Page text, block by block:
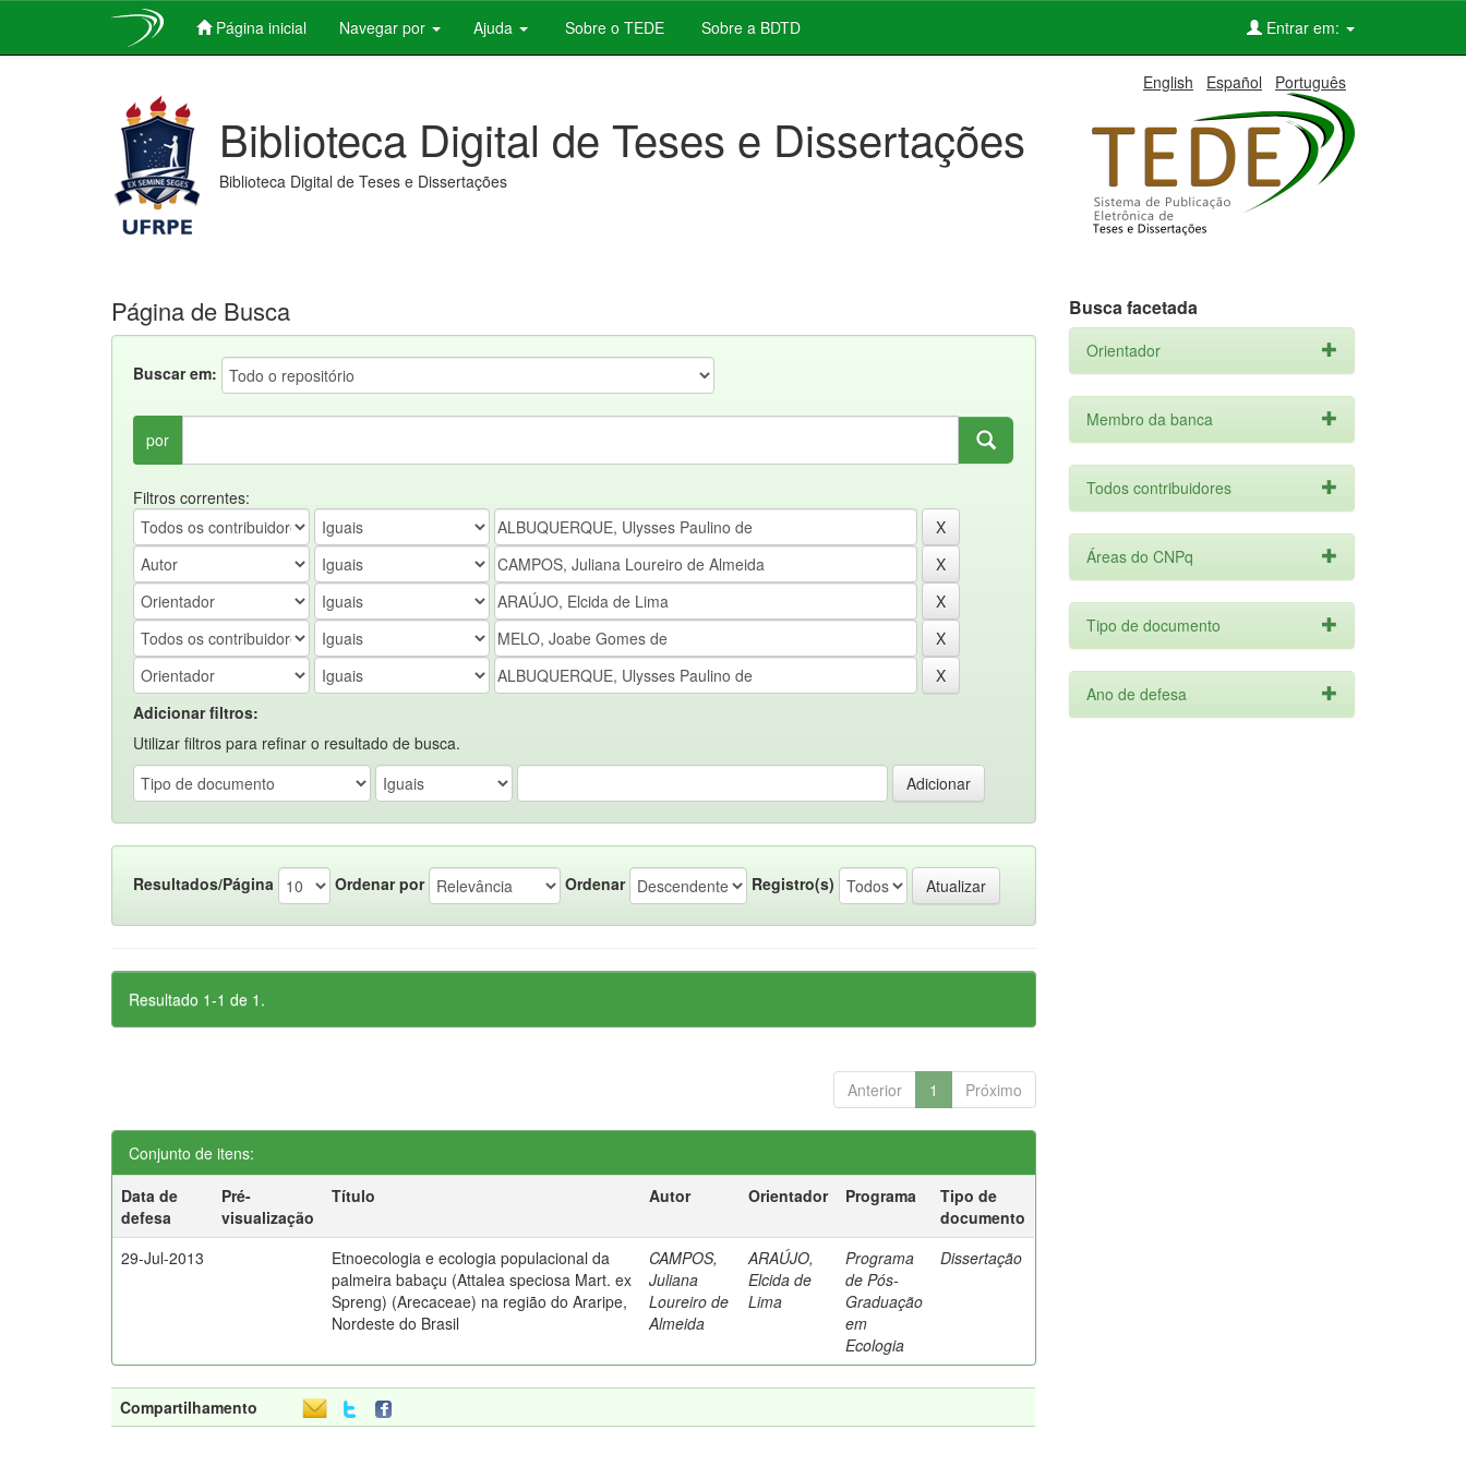
Página inicial Navegar por Ajuda Sobre o TEDE Sobre a BDTD Entrar em:
English Español Português
Biblioteca Digital de Teses e Dissertações
Biblioteca Digital de Teses e Dissertações
Página de Busca
Buscar em:
por
Filtros correntes:
Adicionar filtros:
Utilizar filtros para refinar o resultado de busca.
Resultados/Página Ordenar por Ordenar Registro(s)
Resultado 1-1 de 1.
Anterior 1 Próximo
Conjunto de itens:
Data de
defesa
Pré-
visualização
Título Autor Orientador Programa
Tipo de
documento
29-Jul-2013
Etnoecologia e ecologia populacional da
palmeira babaçu (Attalea speciosa Mart. ex
Spreng) (Arecaceae) na região do Araripe,
Nordeste do Brasil
CAMPOS,
Juliana
Loureiro de
Almeida
ARAÚJO,
Elcida de
Lima
Programa
de Pós-
Graduação
em
Ecologia
Dissertação
Compartilhamento
Busca facetada
Orientador
Membro da banca
Todos contribuidores
Áreas do CNPq
Tipo de documento
Ano de defesa